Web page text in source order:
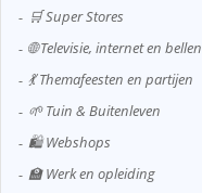
🛒 Super Stores
🌐 Televisie, internet en bellen
💃 Themafeesten en partijen
🌱 Tuin & Buitenleven
🛍️ Webshops
🏫 Werk en opleiding